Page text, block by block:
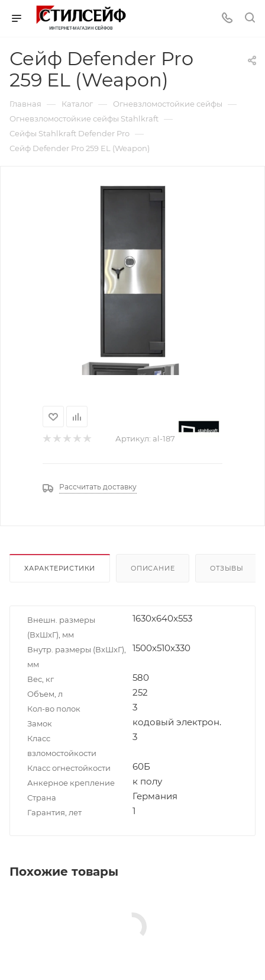
Сейф Defender Pro
259 EL (Weapon)
Главная — Каталог — Огневзломостойкие сейфы —
Огневзломостойкие сейфы Stahlkraft —
Сейфы Stahlkraft Defender Pro —
Сейф Defender Pro 259 EL (Weapon)
Артикул: al-187
Рассчитать доставку
ХАРАКТЕРИСТИКИ ОПИСАНИЕ ОТЗЫВЫ
Внешн. размеры
(ВxШxГ), мм
1630x640x553
Внутр. размеры (ВxШxГ),
мм
1500x510x330
Вес, кг 580
Объем, л 252
Кол-во полок 3
Замок кодовый электрон.
Класс
взломостойкости
3
Класс огнестойкости 60Б
Анкерное крепление к полу
Страна Германия
Гарантия, лет 1
Похожие товары